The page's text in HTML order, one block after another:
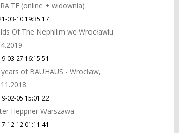
(online + widownia)
03-10 19:35:17
Of The Nephilim we Wrocławiu
03-27 16:15:51
of BAUHAUS - Wrocław,
02-05 15:01:22
Heppner Warszawa
12-12 01:11:41